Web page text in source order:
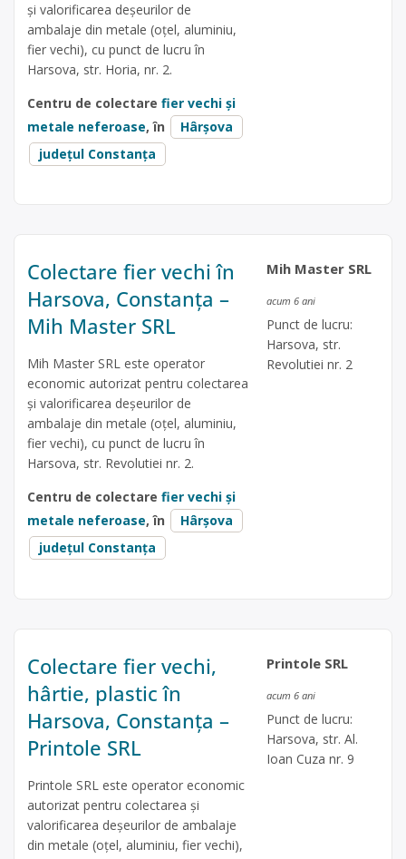
și valorificarea deșeurilor de
ambalaje din metale (oțel, aluminiu,
fier vechi), cu punct de lucru în
Harsova, str. Horia, nr. 2.
Centru de colectare fier vechi și
metale neferoase, în
Hârșova
județul Constanța
Colectare fier vechi în
Harsova, Constanța –
Mih Master SRL
Mih Master SRL este operator
economic autorizat pentru colectarea
și valorificarea deșeurilor de
ambalaje din metale (oțel, aluminiu,
fier vechi), cu punct de lucru în
Harsova, str. Revolutiei nr. 2.
Centru de colectare fier vechi și
metale neferoase, în
Hârșova
județul Constanța
Mih Master SRL
acum 6 ani
Punct de lucru:
Harsova, str.
Revolutiei nr. 2
Colectare fier vechi,
hârtie, plastic în
Harsova, Constanța –
Printole SRL
Printole SRL este operator economic
autorizat pentru colectarea și
valorificarea deșeurilor de ambalaje
din metale (oțel, aluminiu, fier vechi),
Printole SRL
acum 6 ani
Punct de lucru:
Harsova, str. Al.
Ioan Cuza nr. 9